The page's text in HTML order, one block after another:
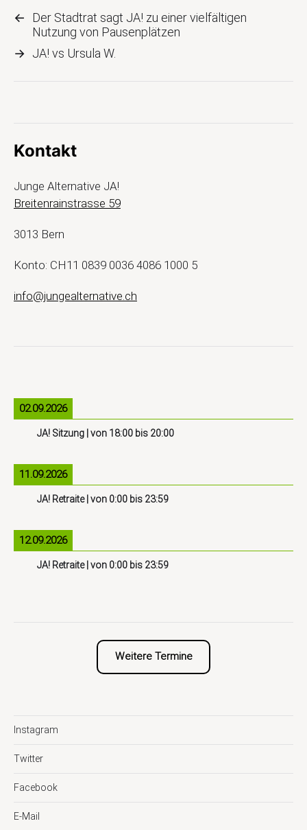
←
Der Stadtrat sagt JA! zu einer vielfältigen
Nutzung von Pausenplätzen
→ JA! vs Ursula W.
Kontakt
Junge Alternative JA!
Breitenrainstrasse 59
3013 Bern
Konto: CH11 0839 0036 4086 1000 5
info@jungealternative.ch
02.09.2026
JA! Sitzung | von 18:00 bis 20:00
11.09.2026
JA! Retraite| von 0:00 bis 23:59
12.09.2026
JA! Retraite| von 0:00 bis 23:59
Weitere Termine
Instagram
Twitter
Facebook
E-Mail